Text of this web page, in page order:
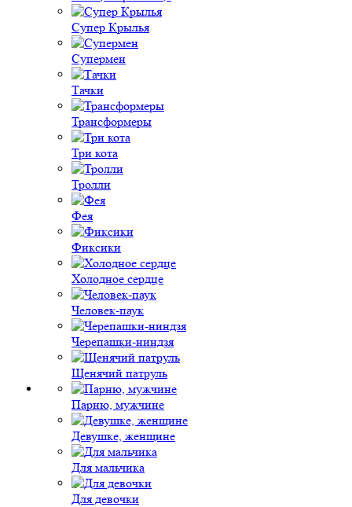
Супер Крылья
Супермен
Тачки
Трансформеры
Три кота
Тролли
Фея
Фиксики
Холодное сердце
Человек-паук
Черепашки-ниндзя
Щенячий патруль
Парню, мужчине
Девушке, женщине
Для мальчика
Для девочки